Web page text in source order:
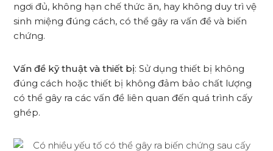
ngơi đủ, không hạn chế thức ăn, hay không duy trì vệ
sinh miệng đúng cách, có thể gây ra vấn đề và biến
chứng.
Vấn đề kỹ thuật và thiết bị: Sử dụng thiết bị không
đúng cách hoặc thiết bị không đảm bảo chất lượng
có thể gây ra các vấn đề liên quan đến quá trình cấy
ghép.